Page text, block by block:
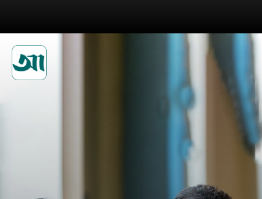
গোছানো রুটিন তৈরি করুন